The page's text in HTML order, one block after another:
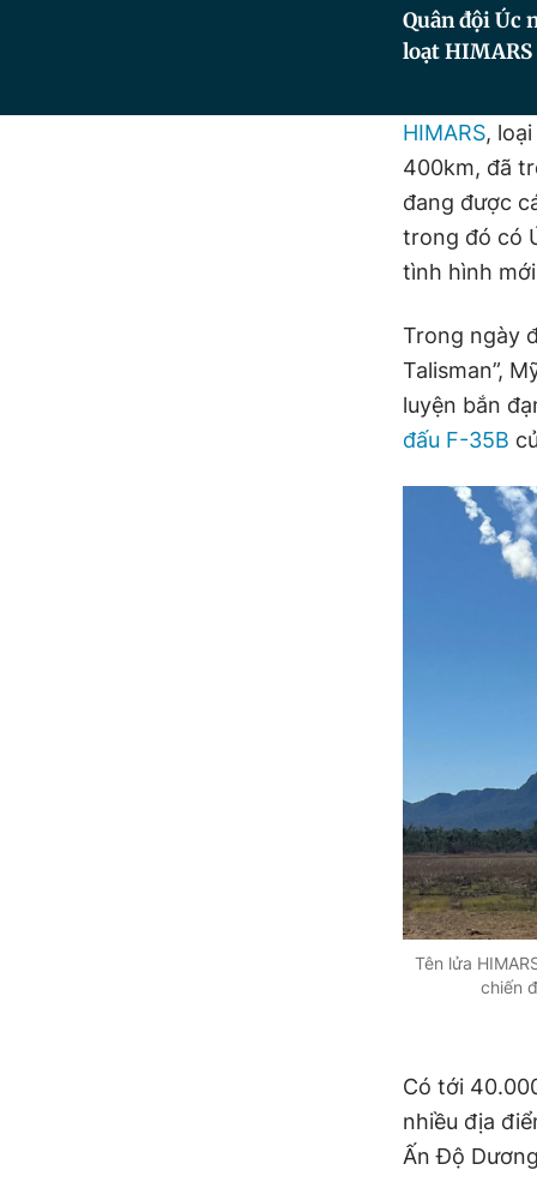
Quân đội Úc
loạt
HIMARS,
400km, đã
đang được
trong đó có
tình hình
Trong ngày
Talisman”,
luyện bắn
đấu F-35B
Tên lửa
chiến
Có tới
nhiều địa
Ấn Độ